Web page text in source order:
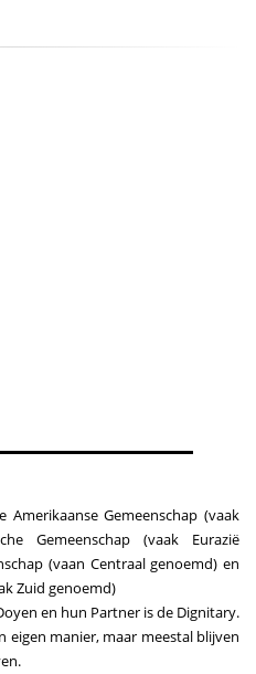
Amerikaanse Gemeenschap (vaak
Gemeenschap (vaak Eurazië
(vaan Centraal genoemd) en
Zuid genoemd)
en hun Partner is de Dignitary.
eigen manier, maar meestal blijven